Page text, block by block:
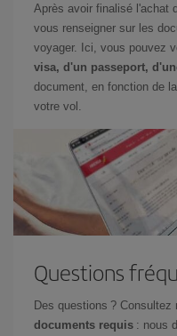
Après avoir finalisé l'achat
vous renseigner sur les
voyager. Ici, vous pouvez
visa, d'un passeport,
document, en fonction de
votre vol.
Questions
Des questions ? Consultez
documents requis : nous